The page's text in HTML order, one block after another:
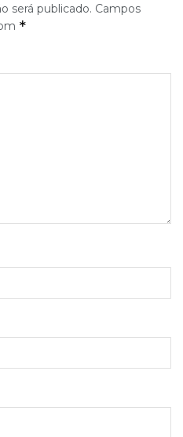
será publicado. Campos
*